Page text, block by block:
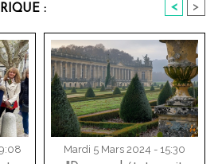
: < >
Mardi 5 Mars 2024 - 15:30